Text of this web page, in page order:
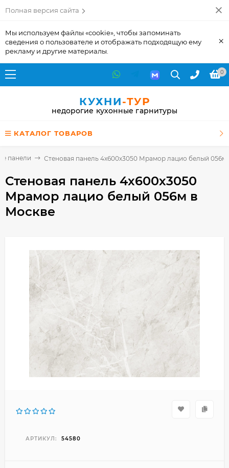
Полная версия сайта
Мы используем файлы «cookie», чтобы запоминать
сведения о пользователе и отображать подходящую ему
рекламу и другие материалы.
×
0
КУХНИ-ТУР
недорогие кухонные гарнитуры
КАТАЛОГ ТОВАРОВ
панели Стеновая панель 4х600х3050 Мрамор лацио белый 056м
Стеновая панель 4х600х3050
Мрамор лацио белый 056м в
Москве
АРТИКУЛ: 54580